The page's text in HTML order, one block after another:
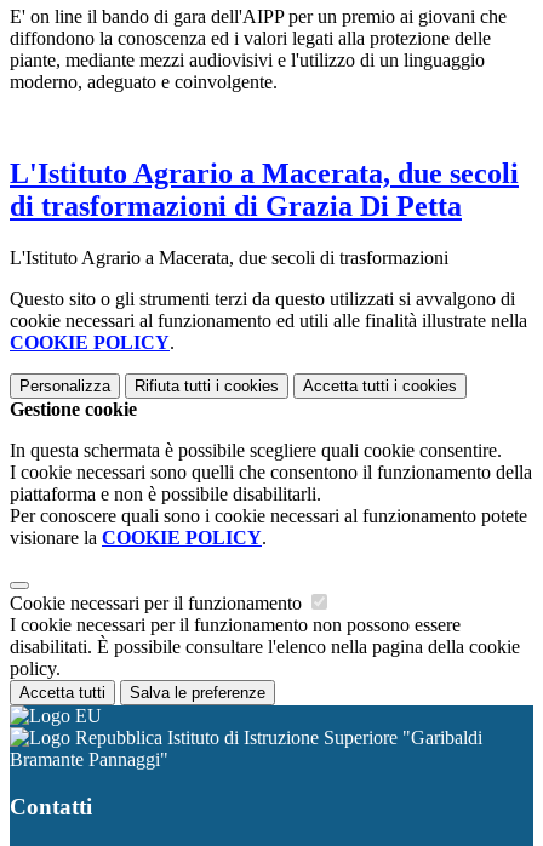
E' on line il bando di gara dell'AIPP per un premio ai giovani che
diffondono la conoscenza ed i valori legati alla protezione delle
piante, mediante mezzi audiovisivi e l'utilizzo di un linguaggio
moderno, adeguato e coinvolgente.
L'Istituto Agrario a Macerata, due secoli
di trasformazioni di Grazia Di Petta
L'Istituto Agrario a Macerata, due secoli di trasformazioni
Questo sito o gli strumenti terzi da questo utilizzati si avvalgono di
cookie necessari al funzionamento ed utili alle finalità illustrate nella
COOKIE POLICY.
Personalizza Rifiuta tutti i cookies Accetta tutti i cookies
Gestione cookie
In questa schermata è possibile scegliere quali cookie consentire.
I cookie necessari sono quelli che consentono il funzionamento della
piattaforma e non è possibile disabilitarli.
Per conoscere quali sono i cookie necessari al funzionamento potete
visionare la COOKIE POLICY.
Cookie necessari per il funzionamento
I cookie necessari per il funzionamento non possono essere
disabilitati. È possibile consultare l'elenco nella pagina della cookie
policy.
Accetta tutti Salva le preferenze
Istituto di Istruzione Superiore "Garibaldi
Bramante Pannaggi"
Contatti